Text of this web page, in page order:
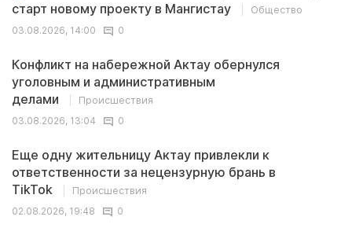
старт новому проекту в Мангистау
Общество
03.08.2026, 14:00
0
Конфликт на набережной Актау обернулся
уголовным и административным
делами
Происшествия
03.08.2026, 13:04
0
Еще одну жительницу Актау привлекли к
ответственности за нецензурную брань в
TikTok
Происшествия
02.08.2026, 19:48
0